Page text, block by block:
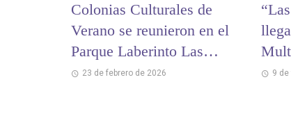
Colonias Culturales de
Verano se reunieron en el
Parque Laberinto Las
Toninas
23 de febrero de 2026
Ajó
9 de